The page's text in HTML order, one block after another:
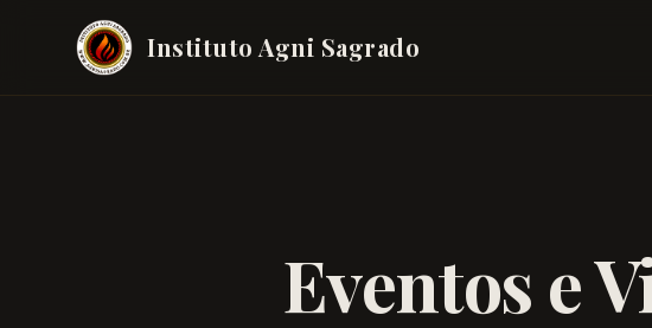
Instituto Agni Sagrado
Eventos e